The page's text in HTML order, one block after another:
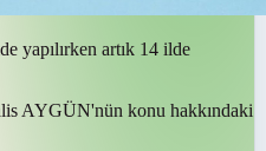
yapılırken artık 14 ilde
AYGÜN'nün konu hakkındaki